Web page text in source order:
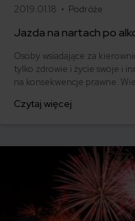
2019.01.18 • Podróże
Jazda na nartach po
Osoby wsiadające za
tylko zdrowie i życie swoje i
na konsekwencje prawne.
społecznych. Jednak jak to
Czytaj więcej